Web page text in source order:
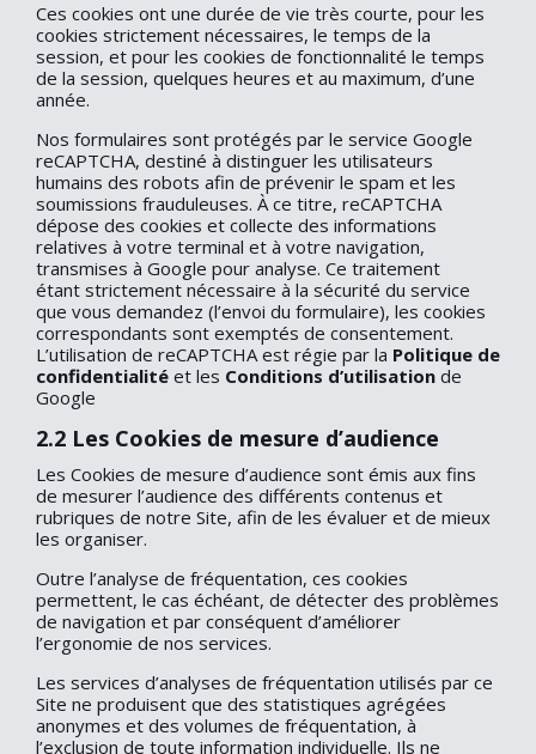
Ces cookies ont une durée de vie très courte, pour les
cookies strictement nécessaires, le temps de la
session, et pour les cookies de fonctionnalité le temps
de la session, quelques heures et au maximum, d’une
année.
Nos formulaires sont protégés par le service Google
reCAPTCHA, destiné à distinguer les utilisateurs
humains des robots afin de prévenir le spam et les
soumissions frauduleuses. À ce titre, reCAPTCHA
dépose des cookies et collecte des informations
relatives à votre terminal et à votre navigation,
transmises à Google pour analyse. Ce traitement
étant strictement nécessaire à la sécurité du service
que vous demandez (l’envoi du formulaire), les cookies
correspondants sont exemptés de consentement.
L’utilisation de reCAPTCHA est régie par la Politique de
confidentialité et les Conditions d’utilisation de
Google
2.2 Les Cookies de mesure d’audience
Les Cookies de mesure d’audience sont émis aux fins
de mesurer l’audience des différents contenus et
rubriques de notre Site, afin de les évaluer et de mieux
les organiser.
Outre l’analyse de fréquentation, ces cookies
permettent, le cas échéant, de détecter des problèmes
de navigation et par conséquent d’améliorer
l’ergonomie de nos services.
Les services d’analyses de fréquentation utilisés par ce
Site ne produisent que des statistiques agrégées
anonymes et des volumes de fréquentation, à
l’exclusion de toute information individuelle. Ils ne